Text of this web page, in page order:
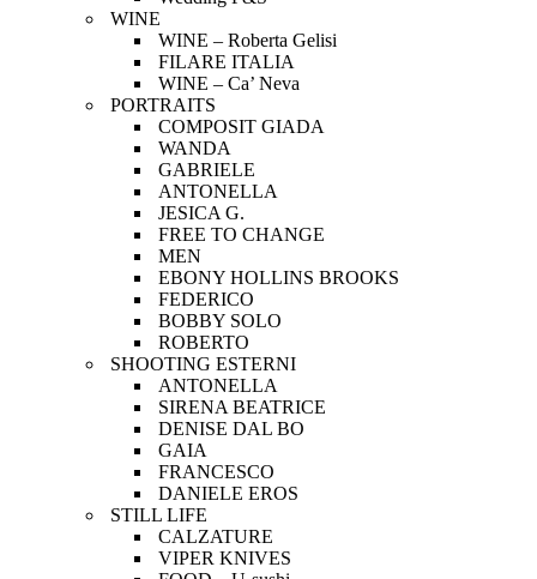
WINE
WINE – Roberta Gelisi
FILARE ITALIA
WINE – Ca’ Neva
PORTRAITS
COMPOSIT GIADA
WANDA
GABRIELE
ANTONELLA
JESICA G.
FREE TO CHANGE
MEN
EBONY HOLLINS BROOKS
FEDERICO
BOBBY SOLO
ROBERTO
SHOOTING ESTERNI
ANTONELLA
SIRENA BEATRICE
DENISE DAL BO
GAIA
FRANCESCO
DANIELE EROS
STILL LIFE
CALZATURE
VIPER KNIVES